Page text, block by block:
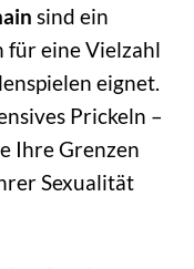
sind ein
für eine Vielzahl
eignet.
Prickeln –
Ihre Grenzen
Sexualität